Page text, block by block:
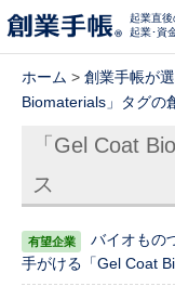
起業直後
起業･資
ホーム > 創業手帳が
Biomaterials」タグの
「Gel Coat
ス
バイオもの
手がける「Gel Coat